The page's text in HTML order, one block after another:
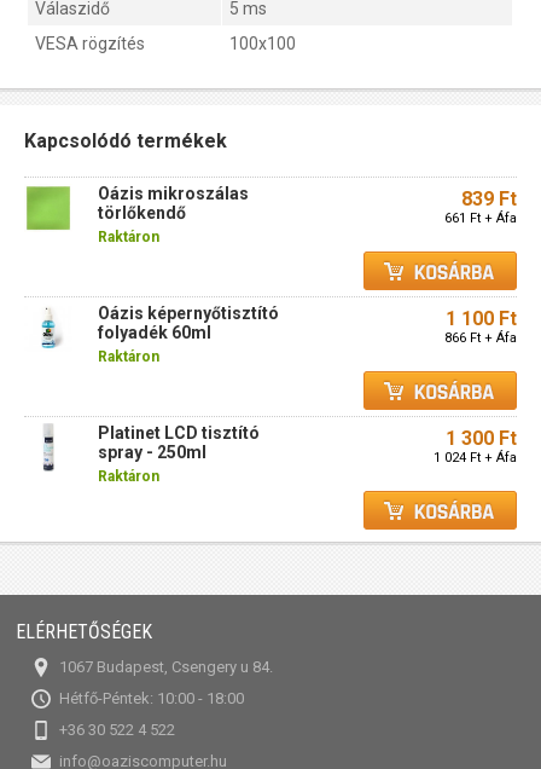
Válaszidő
5 ms
VESA rögzítés
100x100
Kapcsolódó termékek
Oázis mikroszálas
törlőkendő
Raktáron
839 Ft
661 Ft + Áfa
Oázis képernyőtisztító
folyadék 60ml
Raktáron
1 100 Ft
866 Ft + Áfa
Platinet LCD tisztító
spray - 250ml
Raktáron
1 300 Ft
1 024 Ft + Áfa
ELÉRHETŐSÉGEK
1067 Budapest, Csengery u 84.
Hétfő-Péntek: 10:00 - 18:00
+36 30 522 4 522
info@oaziscomputer.hu